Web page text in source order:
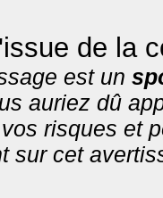
de la
est un
auriez dû
risques et
sur cet